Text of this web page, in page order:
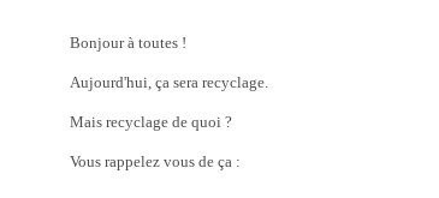
Bonjour à toutes !
Aujourd'hui, ça sera recyclage.
Mais recyclage de quoi ?
Vous rappelez vous de ça :